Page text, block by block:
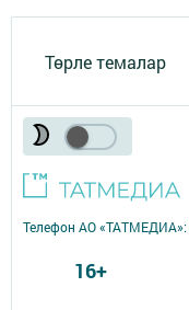
Төрле темалар
Телефон АО «ТАТМЕДИА»:
16+